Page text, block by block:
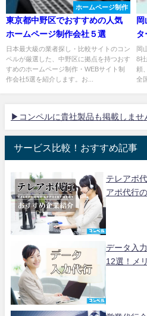
ホームページ制作
東京都中野区でおすすめの人気
ホームページ制作会社５選
日本最大級の業者探し・比較サイトのコン
ペルが厳選した、中野区に拠点を持つおす
すめのホームページ制作・WEBサイト制
作会社5選を紹介します。お...
タ
ン
岡
8
頼
全
▶コンペルに貴社製品も掲載しませ
サービス比較！おすすめ記事
テレアポ
アポ代行
データ入
12選！メ